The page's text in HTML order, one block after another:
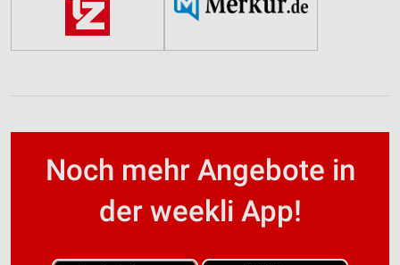
Noch mehr Angebote in
der weekli App!